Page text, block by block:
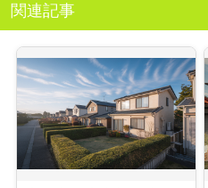
関連記事